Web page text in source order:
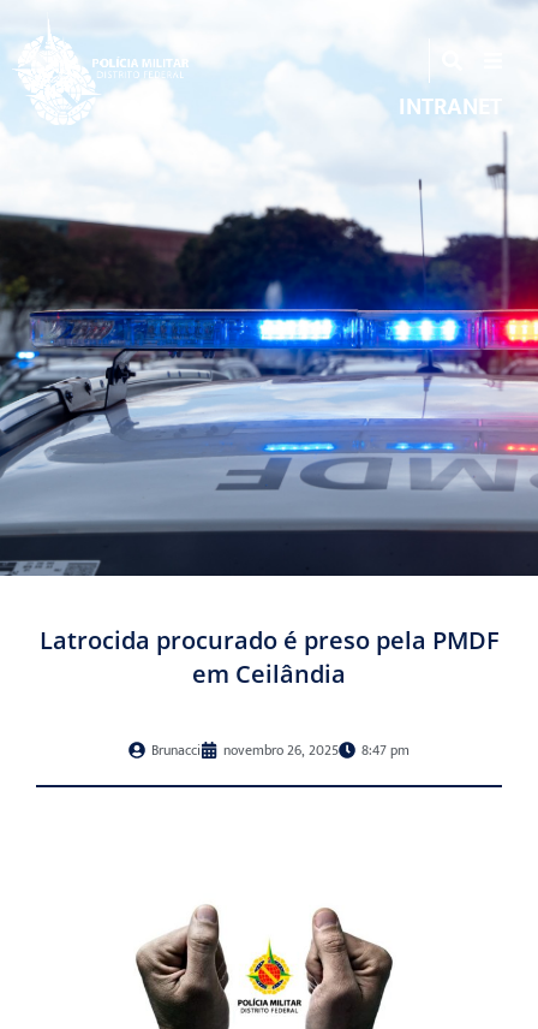
INTRANET
Latrocida procurado é preso pela PMDF
em Ceilândia
Brunacci novembro 26, 2025 8:47 pm